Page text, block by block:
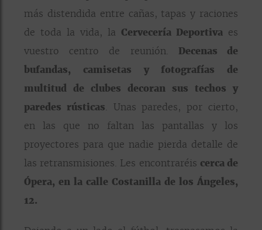
más distendida entre cañas, tapas y raciones
de toda la vida, la Cervecería Deportivaes
vuestro centro de reunión. Decenas de
bufandas, camisetas y fotografías de
multitud de clubes decoran sus techos y
paredes rústicas. Unas paredes, por cierto,
en las que no faltan las pantallas y los
proyectores para que nadie pierda detalle de
las retransmisiones. Les encontraréis cerca de
Ópera, en la calle Costanilla de los Ángeles,
12.